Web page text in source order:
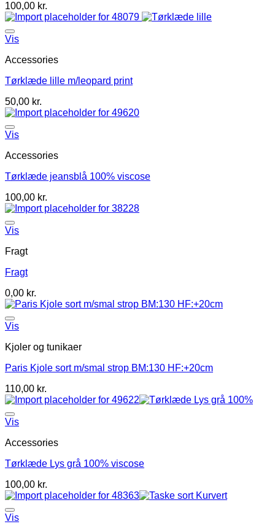
100,00 kr.
Vis
Accessories
Tørklæde lille m/leopard print
50,00 kr.
Vis
Accessories
Tørklæde jeansblå 100% viscose
100,00 kr.
Vis
Fragt
Fragt
0,00 kr.
Vis
Kjoler og tunikaer
Paris Kjole sort m/smal strop BM:130 HF:+20cm
110,00 kr.
Vis
Accessories
Tørklæde Lys grå 100% viscose
100,00 kr.
Vis